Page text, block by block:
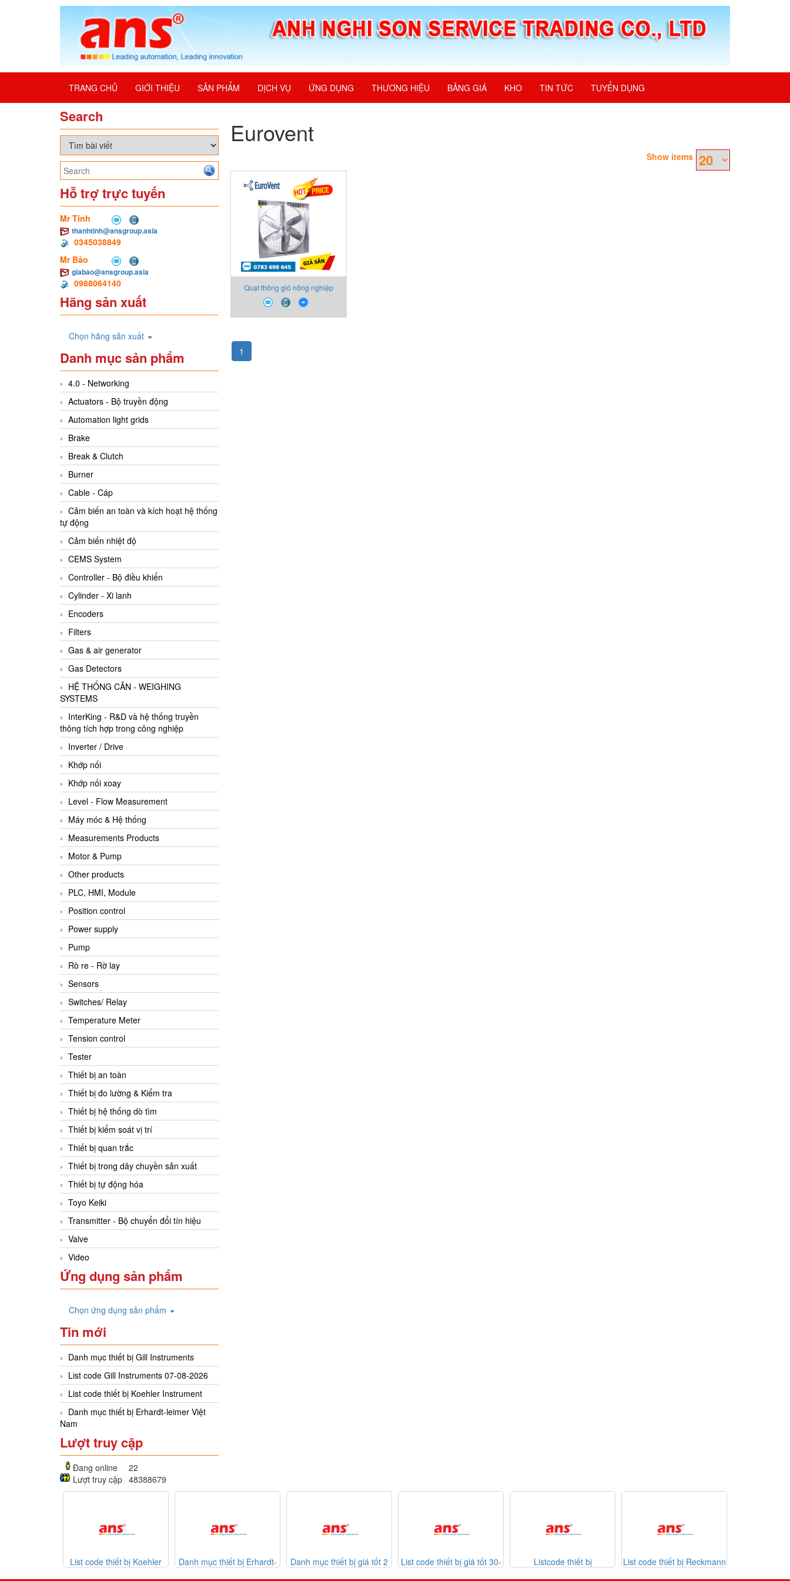
TRANG CHỦ GIỚI THIỆU SẢN PHẨM DỊCH VỤ ỨNG DỤNG THƯƠNG HIỆU BẢNG GIÁ KHO TIN TỨC TUYỂN DỤNG
Search
Hỗ trợ trực tuyến
Mr Tính
thanhtinh@ansgroup.asia
0345038849
Mr Bảo
giabao@ansgroup.asia
0988064140
Hãng sản xuất
Chọn hãng sản xuất
Danh mục sản phẩm
4.0 - Networking
Actuators - Bộ truyền động
Automation light grids
Brake
Break & Clutch
Burner
Cable - Cáp
Cảm biến an toàn và kích hoạt hệ thống
tự động
Cảm biến nhiệt độ
CEMS System
Controller - Bộ điều khiển
Cylinder - Xi lanh
Encoders
Filters
Gas & air generator
Gas Detectors
HỆ THỐNG CÂN - WEIGHING
SYSTEMS
InterKing - R&D và hệ thống truyền
thông tích hợp trong công nghiệp
Inverter / Drive
Khớp nối
Khớp nối xoay
Level - Flow Measurement
Máy móc & Hệ thống
Measurements Products
Motor & Pump
Other products
PLC, HMI, Module
Position control
Power supply
Pump
Rò re - Rờ lay
Sensors
Switches/ Relay
Temperature Meter
Tension control
Tester
Thiết bị an toàn
Thiết bị đo lường & Kiểm tra
Thiết bị hệ thống dò tìm
Thiết bị kiểm soát vị trí
Thiết bị quan trắc
Thiết bị trong dây chuyền sản xuất
Thiết bị tự động hóa
Toyo Keiki
Transmitter - Bộ chuyển đổi tín hiệu
Valve
Video
Ứng dụng sản phẩm
Chọn ứng dụng sản phẩm
Tin mới
Danh mục thiết bị Gill Instruments
List code Gill Instruments 07-08-2026
List code thiết bị Koehler Instrument
Danh mục thiết bị Erhardt-leimer Việt
Nam
Lượt truy cập
Đang online
22
Lượt truy cập 48388679
Eurovent
Show items
Quạt thông gió nông nghiệp
AF-36 C3G Eurovent
1
List code thiết bị Koehler
Danh mục thiết bị Erhardt-
Danh mục thiết bị giá tốt 2
List code thiết bị giá tốt 30-
Listcode thiết bị
List code thiết bị Reckmann
List code thiết bị